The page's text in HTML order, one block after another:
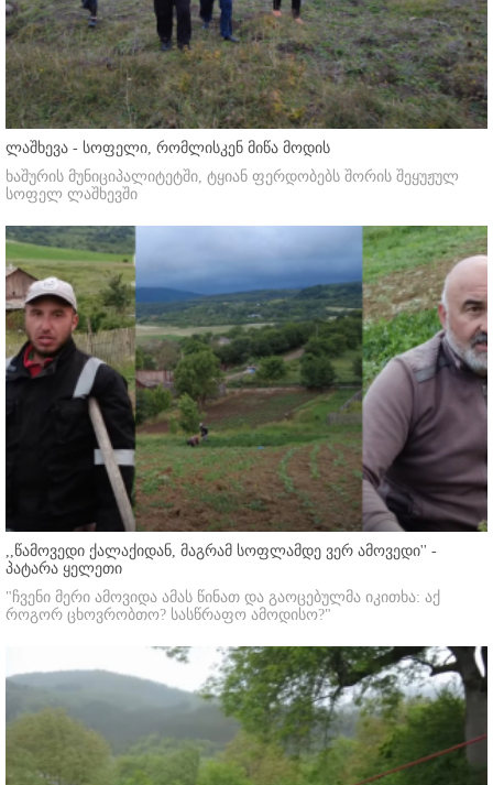
ლაშხევა - სოფელი, რომლისკენ მიწა მოდის
ხაშურის მუნიციპალიტეტში, ტყიან ფერდობებს შორის შეყუჟულ
სოფელ ლაშხევში
,,წამოვედი ქალაქიდან, მაგრამ სოფლამდე ვერ ამოვედი'' -
პატარა ყელეთი
"ჩვენი მერი ამოვიდა ამას წინათ და გაოცებულმა იკითხა: აქ
როგორ ცხოვრობთო? სასწრაფო ამოდისო?"